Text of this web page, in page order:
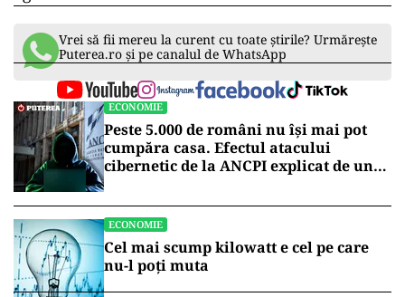
alte boli, precum Parkinson, dar și cu
degradarea mediului, inclusiv declinul
insectelor polenizatoare, fără de care nu se pot
crește recolte.
Propunerea inițială a Comisiei a fost denunțată
de asociații de lobby ale fermierilor, respectiv
industriei agricole, cât și de parlamentari
conservatori, pe motiv că ar afecta
productivitatea agricolă și competitivitatea
agricultorilor din UE.